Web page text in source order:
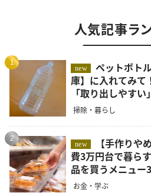
人気記事ラ
1
new
ペットボトルを半分に切って【冷蔵
庫】に入れてみて
「取り出しやすい
掃除・暮らし
2
new
費3万円台で暮ら
品を買うメニュー3
お金・学ぶ